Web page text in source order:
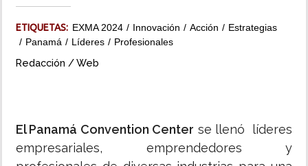
ETIQUETAS: EXMA 2024 Innovación Acción
Estrategias
Panamá
Líderes Profesionales
Redacción / Web
El Panamá Convention Center se llenó líderes
empresariales, emprendedores y